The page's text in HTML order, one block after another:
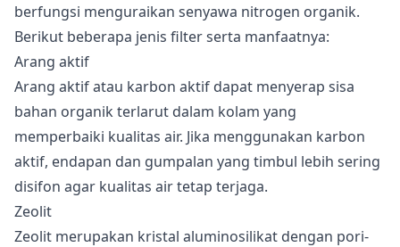
berfungsi menguraikan senyawa nitrogen organik.
Berikut beberapa jenis filter serta manfaatnya:
Arang aktif
Arang aktif atau karbon aktif dapat menyerap sisa
bahan organik terlarut dalam kolam yang
memperbaiki kualitas air. Jika menggunakan karbon
aktif, endapan dan gumpalan yang timbul lebih sering
disifon agar kualitas air tetap terjaga.
Zeolit
Zeolit merupakan kristal aluminosilikat dengan pori-